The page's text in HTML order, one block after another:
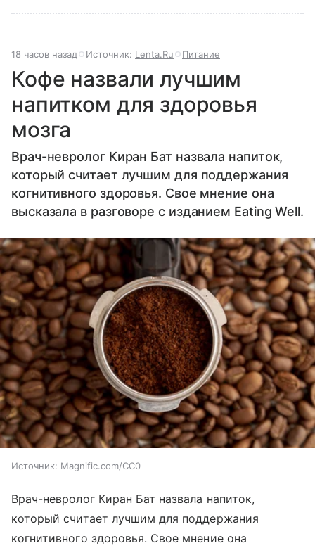
18 часов назад Источник: Lenta.Ru Питание
Кофе назвали лучшим
напитком для здоровья
мозга
Врач-невролог Киран Бат назвала напиток,
который считает лучшим для поддержания
когнитивного здоровья. Свое мнение она
высказала в разговоре с изданием Eating Well.
Источник: Magnific.com/CC0
Врач-невролог Киран Бат назвала напиток,
который считает лучшим для поддержания
когнитивного здоровья. Свое мнение она